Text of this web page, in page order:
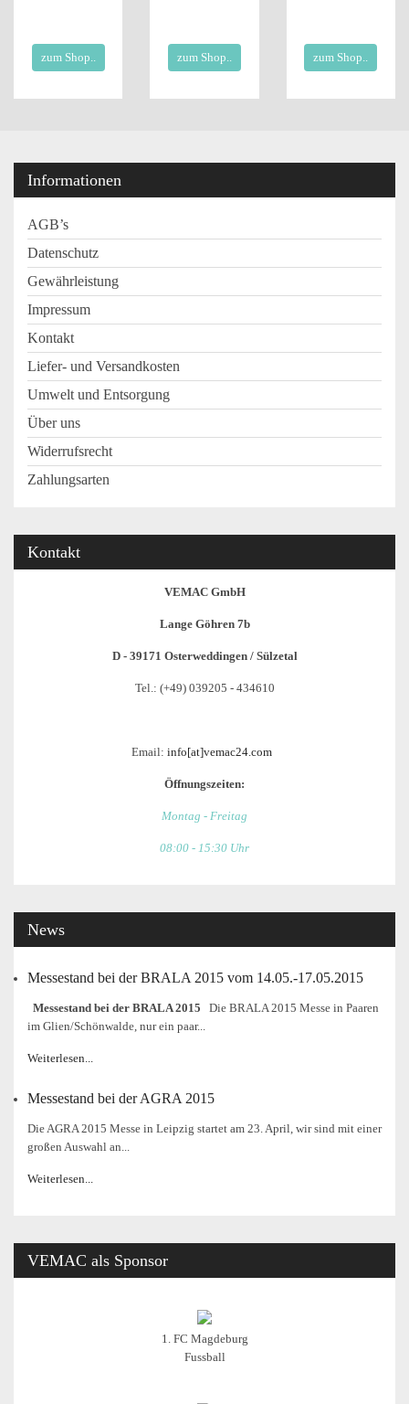
zum Shop.. zum Shop.. zum Shop..
Informationen
AGB’s
Datenschutz
Gewährleistung
Impressum
Kontakt
Liefer- und Versandkosten
Umwelt und Entsorgung
Über uns
Widerrufsrecht
Zahlungsarten
Kontakt
VEMAC GmbH
Lange Göhren 7b
D - 39171 Osterweddingen / Sülzetal
Tel.: (+49) 039205 - 434610
Email: info[at]vemac24.com
Öffnungszeiten:
Montag - Freitag
08:00 - 15:30 Uhr
News
Messestand bei der BRALA 2015 vom 14.05.-17.05.2015
Messestand bei der BRALA 2015 Die BRALA 2015 Messe in Paaren
im Glien/Schönwalde, nur ein paar...
Weiterlesen...
Messestand bei der AGRA 2015
Die AGRA 2015 Messe in Leipzig startet am 23. April, wir sind mit einer
großen Auswahl an...
Weiterlesen...
VEMAC als Sponsor
1. FC Magdeburg
Fussball